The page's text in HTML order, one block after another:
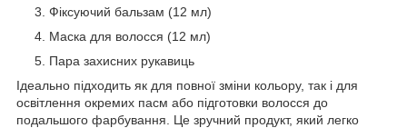
Фіксуючий бальзам (12 мл)
Маска для волосся (12 мл)
Пара захисних рукавиць
Ідеально підходить як для повної зміни кольору, так і для
освітлення окремих пасм або підготовки волосся до
подальшого фарбування. Це зручний продукт, який легко